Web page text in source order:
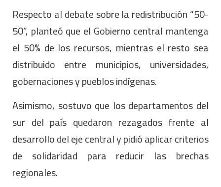
Respecto al debate sobre la redistribución “50-
50”, planteó que el Gobierno central mantenga
el 50% de los recursos, mientras el resto sea
distribuido entre municipios, universidades,
gobernaciones y pueblos indígenas.
Asimismo, sostuvo que los departamentos del
sur del país quedaron rezagados frente al
desarrollo del eje central y pidió aplicar criterios
de solidaridad para reducir las brechas
regionales.